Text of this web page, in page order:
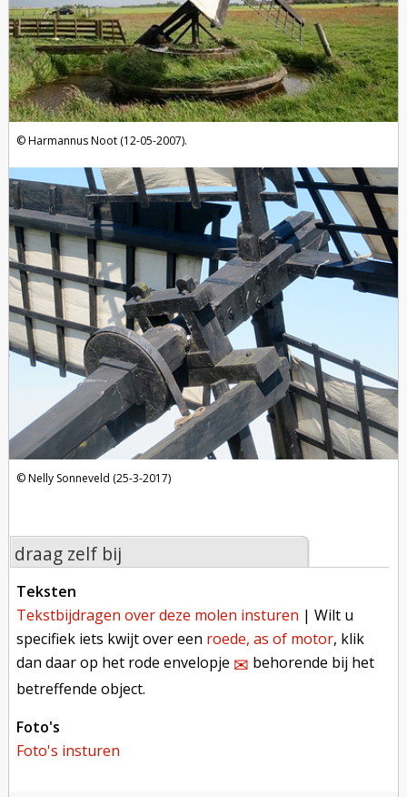
Harmannus Noot (12-05-2007).
Nelly Sonneveld (25-3-2017)
draag zelf bij
teksten
tekstbijdragen over deze molen insturen | Wilt u
specifiek iets kwijt over een roede, as of motor, klik
dan daar op het rode envelopje ✉︎ behorende bij het
betreffende object.
foto's
foto's insturen